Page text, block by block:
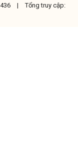
|
Tổng truy cập: